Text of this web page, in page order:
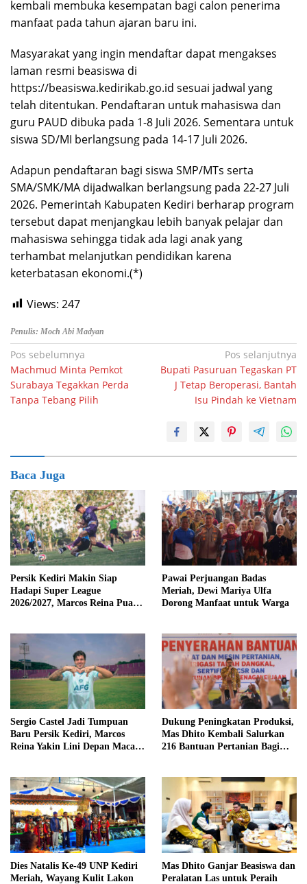
kembali membuka kesempatan bagi calon penerima
manfaat pada tahun ajaran baru ini.
Masyarakat yang ingin mendaftar dapat mengakses
laman resmi beasiswa di
https://beasiswa.kedirikab.go.id sesuai jadwal yang
telah ditentukan. Pendaftaran untuk mahasiswa dan
guru PAUD dibuka pada 1-8 Juli 2026. Sementara untuk
siswa SD/MI berlangsung pada 14-17 Juli 2026.
Adapun pendaftaran bagi siswa SMP/MTs serta
SMA/SMK/MA dijadwalkan berlangsung pada 22-27 Juli
2026. Pemerintah Kabupaten Kediri berharap program
tersebut dapat menjangkau lebih banyak pelajar dan
mahasiswa sehingga tidak ada lagi anak yang
terhambat melanjutkan pendidikan karena
keterbatasan ekonomi.(*)
Views: 247
Penulis: Moch Abi Madyan
Navigasi
pos
Pos sebelumnya
Machmud Minta Pemkot
Surabaya Tegakkan Perda
Tanpa Tebang Pilih
Pos selanjutnya
Bupati Pasuruan Tegaskan PT
J Tetap Beroperasi, Bantah
Isu Pindah ke Vietnam
Baca Juga
Persik Kediri Makin Siap
Hadapi Super League
2026/2027, Marcos Reina Puas
Pawai Perjuangan Badas
Meriah, Dewi Mariya Ulfa
Dorong Manfaat untuk Warga
Sergio Castel Jadi Tumpuan
Baru Persik Kediri, Marcos
Reina Yakin Lini Depan Macan
Dukung Peningkatan Produksi,
Mas Dhito Kembali Salurkan
216 Bantuan Pertanian Bagi
Dies Natalis Ke-49 UNP Kediri
Meriah, Wayang Kulit Lakon
Mas Dhito Ganjar Beasiswa dan
Peralatan Las untuk Peraih